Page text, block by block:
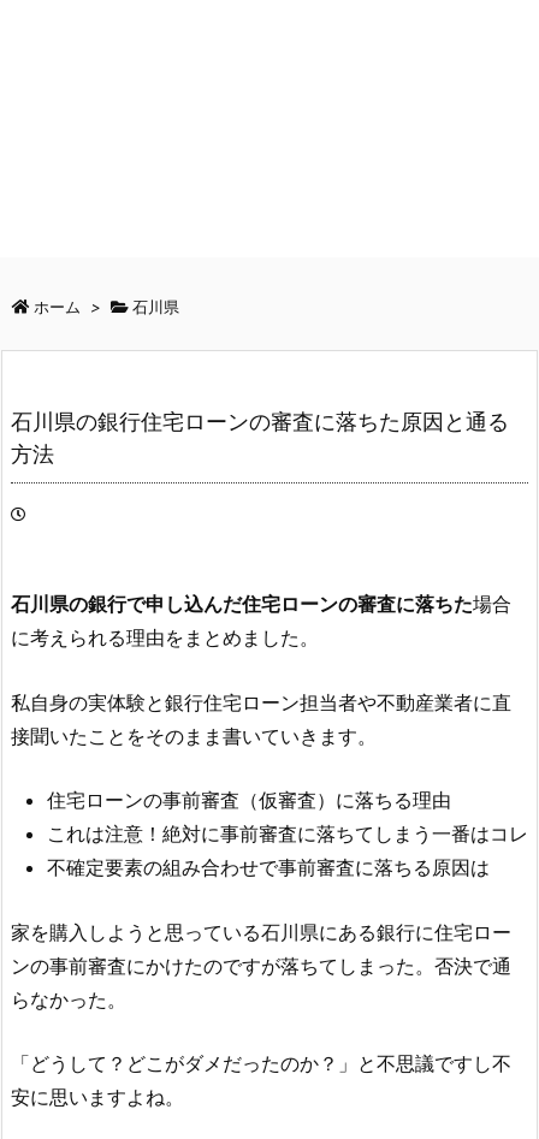
ホーム > 石川県
石川県の銀行住宅ローンの審査に落ちた原因と通る
方法
石川県の銀行で申し込んだ住宅ローンの審査に落ちた場合
に考えられる理由をまとめました。
私自身の実体験と銀行住宅ローン担当者や不動産業者に直
接聞いたことをそのまま書いていきます。
住宅ローンの事前審査（仮審査）に落ちる理由
これは注意！絶対に事前審査に落ちてしまう一番はコレ
不確定要素の組み合わせで事前審査に落ちる原因は
家を購入しようと思っている石川県にある銀行に住宅ロー
ンの事前審査にかけたのですが落ちてしまった。否決で通
らなかった。
「どうして？どこがダメだったのか？」と不思議ですし不
安に思いますよね。